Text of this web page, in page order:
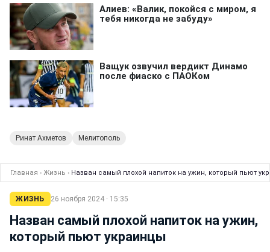
Ринат Ахметов Мелитополь
Главная › Жизнь › Назван самый плохой напиток на ужин, который пьют
ЖИЗНЬ 26 ноября 2024 · 15:35
Назван самый плохой напиток на ужин,
который пьют украинцы